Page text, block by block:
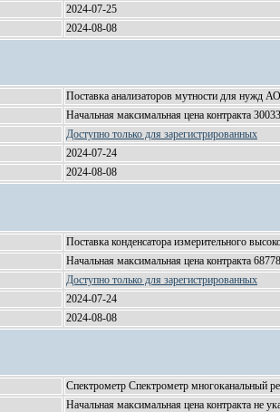
2024-07-25
2024-08-08
Поставка анализаторов мутности для нужд
Начальная максимальная цена контракта
Доступно только для зарегистрированных
2024-07-24
2024-08-08
Поставка конденсатора измерительного
Начальная максимальная цена контракта
Доступно только для зарегистрированных
2024-07-24
2024-08-08
Спектрометр Спектрометр многоканальный
Начальная максимальная цена контракта не